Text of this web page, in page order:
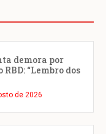
demora por
“Lembro dos
de 2026